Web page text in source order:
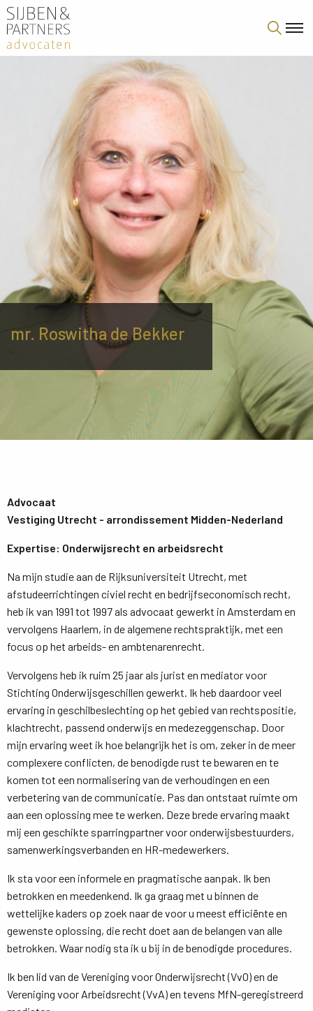
mr. Roswitha de Bekker
Advocaat
Vestiging Utrecht - arrondissement Midden-Nederland
Expertise: Onderwijsrecht en arbeidsrecht
Na mijn studie aan de Rijksuniversiteit Utrecht, met
afstudeerrichtingen civiel recht en bedrijfseconomisch recht,
heb ik van 1991 tot 1997 als advocaat gewerkt in Amsterdam en
vervolgens Haarlem, in de algemene rechtspraktijk, met een
focus op het arbeids- en ambtenarenrecht.
Vervolgens heb ik ruim 25 jaar als jurist en mediator voor
Stichting Onderwijsgeschillen gewerkt. Ik heb daardoor veel
ervaring in geschilbeslechting op het gebied van rechtspositie,
klachtrecht, passend onderwijs en medezeggenschap. Door
mijn ervaring weet ik hoe belangrijk het is om, zeker in de meer
complexere conflicten, de benodigde rust te bewaren en te
komen tot een normalisering van de verhoudingen en een
verbetering van de communicatie. Pas dan ontstaat ruimte om
aan een oplossing mee te werken. Deze brede ervaring maakt
mij een geschikte sparringpartner voor onderwijsbestuurders,
samenwerkingsverbanden en HR-medewerkers.
Ik sta voor een informele en pragmatische aanpak. Ik ben
betrokken en meedenkend. Ik ga graag met u binnen de
wettelijke kaders op zoek naar de voor u meest efficiënte en
gewenste oplossing, die recht doet aan de belangen van alle
betrokken. Waar nodig sta ik u bij in de benodigde procedures.
Ik ben lid van de Vereniging voor Onderwijsrecht (VvO) en de
Vereniging voor Arbeidsrecht (VvA) en tevens MfN-geregistreerd